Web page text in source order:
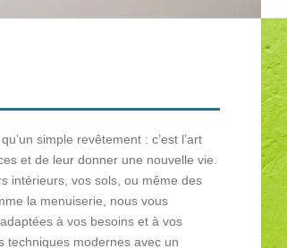
simple revêtement : c’est l’art
et de leur donner une nouvelle vie.
intérieurs, vos sols, ou même des
la menuiserie, nous vous
à vos besoins et à vos
techniques modernes avec un